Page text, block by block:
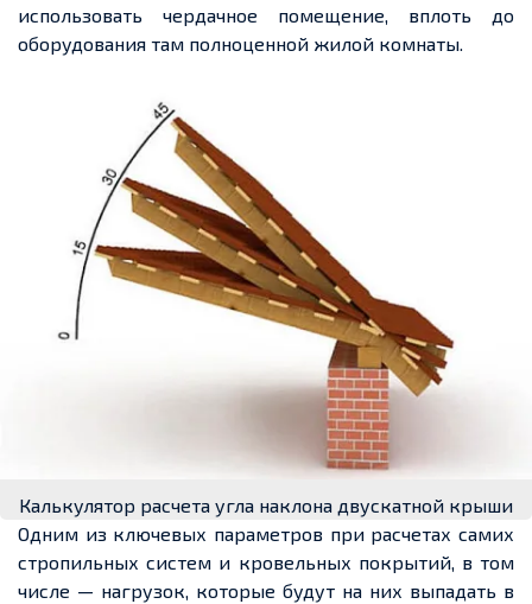
использовать чердачное помещение, вплоть до
оборудования там полноценной жилой комнаты.
Калькулятор расчета угла наклона двускатной крыши
Одним из ключевых параметров при расчетах самих
стропильных систем и кровельных покрытий, в том
числе — нагрузок, которые будут на них выпадать в